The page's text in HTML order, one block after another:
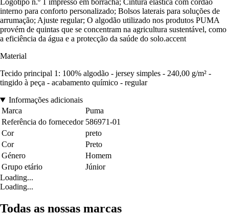
Logótipo n.º 1 impresso em borracha; Cintura elástica com cordão
interno para conforto personalizado; Bolsos laterais para soluções de
arrumação; Ajuste regular; O algodão utilizado nos produtos PUMA
provém de quintas que se concentram na agricultura sustentável, como
a eficiência da água e a protecção da saúde do solo.accent
Material
Tecido principal 1: 100% algodão - jersey simples - 240,00 g/m² -
tingido à peça - acabamento químico - regular
Informações adicionais
Marca
Puma
Referência do fornecedor 586971-01
Cor
preto
Cor
Preto
Género
Homem
Grupo etário
Júnior
Loading...
Loading...
Todas as nossas marcas